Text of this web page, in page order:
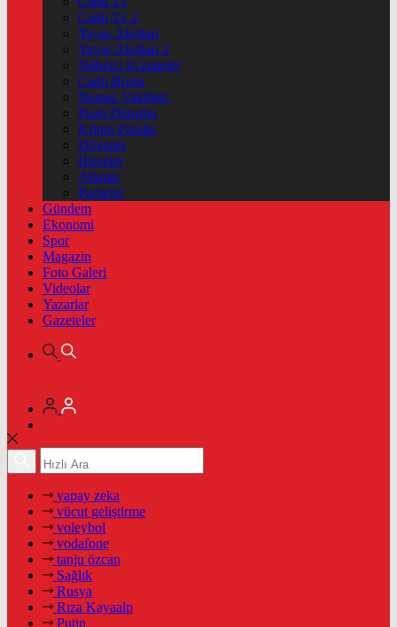
Canlı Tv 2
Yayın Akışları
Yayın Akışları 2
Nöbetçi Eczaneler
Canlı Borsa
Namaz Vakitleri
Puan Durumu
Kripto Paralar
Dövizler
Hisseler
Altınlar
Pariteler
Gündem
Ekonomi
Spor
Magazin
Foto Galeri
Videolar
Yazarlar
Gazeteler
yapay zeka
vücut geliştirme
voleybol
vodafone
tanju özcan
Sağlık
Rusya
Rıza Kayaalp
Putin